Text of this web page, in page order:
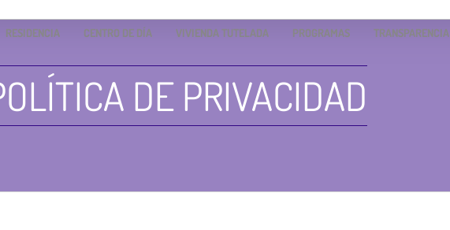
RESIDENCIA CENTRO DE DÍA VIVIENDA TUTELADA PROGRAMAS TRANSPARENCIA
DE PRIVACIDAD